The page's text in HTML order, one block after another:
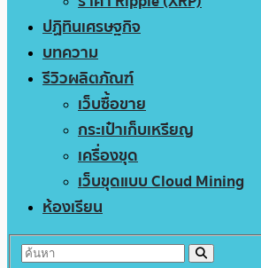
ปฏิทินเศรษฐกิจ
บทความ
รีวิวผลิตภัณฑ์
เว็บซื้อขาย
กระเป๋าเก็บเหรียญ
เครื่องขุด
เว็บขุดแบบ Cloud Mining
ห้องเรียน